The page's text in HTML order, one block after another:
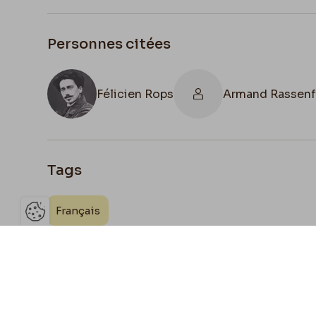
Personnes citées
Félicien Rops Armand
Tags
Français
Ouvrir la barre de gestion des